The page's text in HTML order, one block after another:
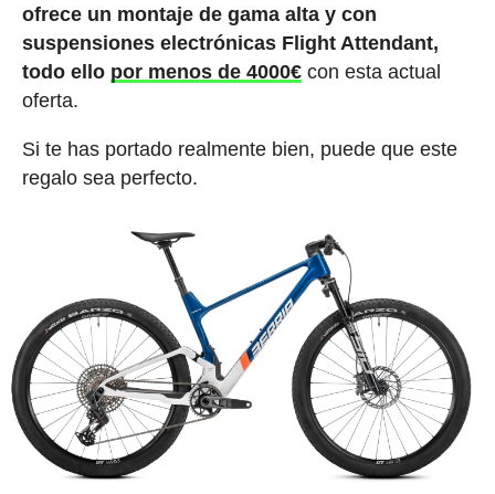
ofrece un montaje de gama alta y con
suspensiones electrónicas Flight Attendant,
todo ello por menos de 4000€ con esta actual
oferta.
Si te has portado realmente bien, puede que este
regalo sea perfecto.